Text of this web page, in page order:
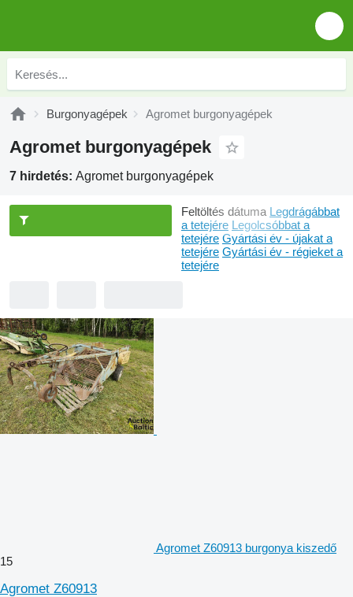
Burgonyagépek Agromet burgonyagépek
Agromet burgonyagépek
7 hirdetés: Agromet burgonyagépek
Feltöltés dátuma Legdrágábbat
a tetejére Legolcsóbbat a
tetejére Gyártási év - újakat a
tetejére Gyártási év - régieket a
tetejére
Agromet Z60913 burgonya kiszedő
15
Agromet Z60913